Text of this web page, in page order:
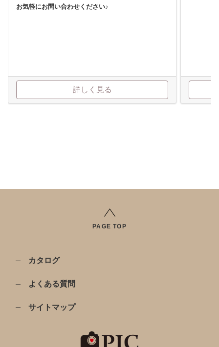
お気軽にお問い合わせください♪
詳しく見る
PAGE TOP
カタログ
よくある質問
サイトマップ